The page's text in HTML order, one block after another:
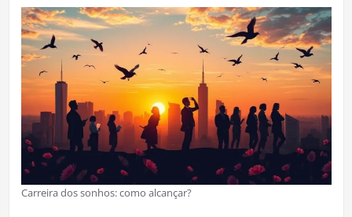
Carreira dos sonhos: como alcançar?